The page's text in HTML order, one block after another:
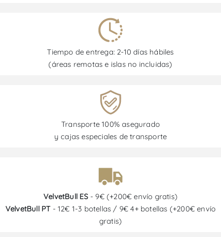
Tiempo de entrega: 2-10 días hábiles
(áreas remotas e islas no incluidas)
Transporte 100% asegurado
y cajas especiales de transporte
VelvetBull ES- 9€ (+200€ envío gratis)
VelvetBull PT - 12€ 1-3 botellas / 9€ 4+ botellas (+200€ envío
gratis)